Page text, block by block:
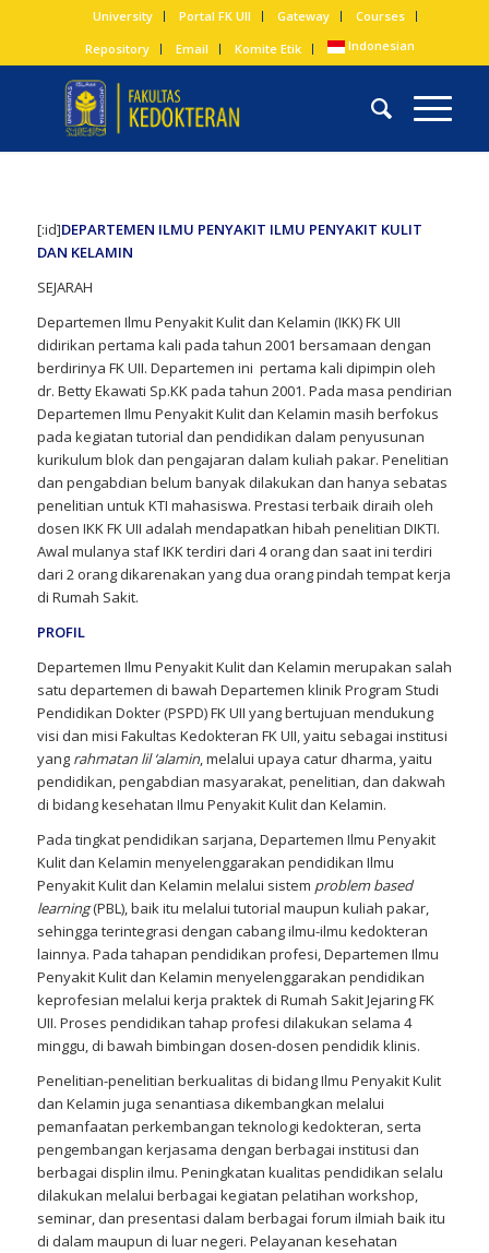
University Portal FK UII Gateway
Courses
Repository
Email Komite Etik Indonesian
[:id]DEPARTEMEN ILMU PENYAKIT ILMU PENYAKIT KULIT
DAN KELAMIN
SEJARAH
Departemen Ilmu Penyakit Kulit dan Kelamin (IKK) FK UII
didirikan pertama kali pada tahun 2001 bersamaan dengan
berdirinya FK UII. Departemen ini pertama kali dipimpin oleh
dr. Betty Ekawati Sp.KK pada tahun 2001. Pada masa pendirian
Departemen Ilmu Penyakit Kulit dan Kelamin masih berfokus
pada kegiatan tutorial dan pendidikan dalam penyusunan
kurikulum blok dan pengajaran dalam kuliah pakar. Penelitian
dan pengabdian belum banyak dilakukan dan hanya sebatas
penelitian untuk KTI mahasiswa. Prestasi terbaik diraih oleh
dosen IKK FK UII adalah mendapatkan hibah penelitian DIKTI.
Awal mulanya staf IKK terdiri dari 4 orang dan saat ini terdiri
dari 2 orang dikarenakan yang dua orang pindah tempat kerja
di Rumah Sakit.
PROFIL
Departemen Ilmu Penyakit Kulit dan Kelamin merupakan salah
satu departemen di bawah Departemen klinik Program Studi
Pendidikan Dokter (PSPD) FK UII yang bertujuan mendukung
visi dan misi Fakultas Kedokteran FK UII, yaitu sebagai institusi
yang rahmatan lil ‘alamin, melalui upaya catur dharma, yaitu
pendidikan, pengabdian masyarakat, penelitian, dan dakwah
di bidang kesehatan Ilmu Penyakit Kulit dan Kelamin.
Pada tingkat pendidikan sarjana, Departemen Ilmu Penyakit
Kulit dan Kelamin menyelenggarakan pendidikan Ilmu
Penyakit Kulit dan Kelamin melalui sistem problem based
learning(PBL), baik itu melalui tutorial maupun kuliah pakar,
sehingga terintegrasi dengan cabang ilmu-ilmu kedokteran
lainnya. Pada tahapan pendidikan profesi, Departemen Ilmu
Penyakit Kulit dan Kelamin menyelenggarakan pendidikan
keprofesian melalui kerja praktek di Rumah Sakit Jejaring FK
UII. Proses pendidikan tahap profesi dilakukan selama 4
minggu, di bawah bimbingan dosen-dosen pendidik klinis.
Penelitian-penelitian berkualitas di bidang Ilmu Penyakit Kulit
dan Kelamin juga senantiasa dikembangkan melalui
pemanfaatan perkembangan teknologi kedokteran, serta
pengembangan kerjasama dengan berbagai institusi dan
berbagai displin ilmu. Peningkatan kualitas pendidikan selalu
dilakukan melalui berbagai kegiatan pelatihan workshop,
seminar, dan presentasi dalam berbagai forum ilmiah baik itu
di dalam maupun di luar negeri. Pelayanan kesehatan